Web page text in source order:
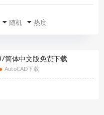
随机 热度
简体中文版免费下载
AutoCAD下载